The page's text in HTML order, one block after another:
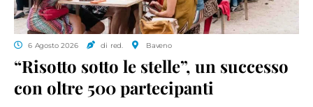
6 Agosto 2026 di red. Baveno
“Risotto sotto le stelle”, un successo
con oltre 500 partecipanti